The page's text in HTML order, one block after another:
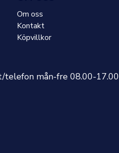
Om oss
Kontakt
Köpvillkor
telefon mån-fre 08.00-17.00